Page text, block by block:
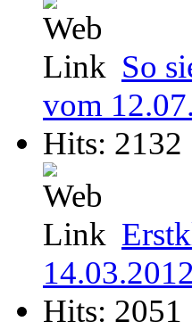
So
vom
Hits: 2132
Hits: 2051